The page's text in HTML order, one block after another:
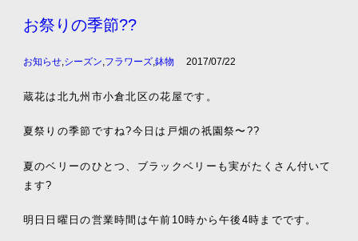
お祭りの季節??
お知らせ,シーズン,フラワーズ,鉢物 2017/07/22
蔵花は北九州市小倉北区の花屋です。
夏祭りの季節ですね?今日は戸畑の祇園祭〜??
夏のベリーのひとつ、ブラックベリーも実がたくさん付いて
ます?
明日日曜日の営業時間は午前10時から午後4時までです。